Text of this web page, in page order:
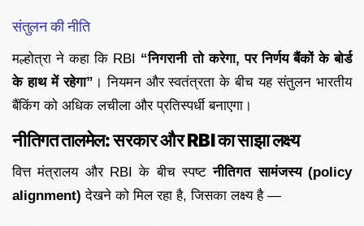
संतुलन की नीति
मल्होत्रा ने कहा कि RBI “निगरानी तो करेगा, पर निर्णय बैंकों के बोर्ड
के हाथ में रहेगा” । नियमन और स्वतंत्रता के बीच यह संतुलन भारतीय
बैंकिंग को अधिक लचीला और प्रतिस्पर्धी बनाएगा।
नीतिगत तालमेल: सरकार और RBI का साझा लक्ष्य
वित्त मंत्रालय और RBI के बीच स्पष्टनीतिगत सामंजस्य (policy
alignment) देखने को मिल रहा है, जिसका लक्ष्य है —